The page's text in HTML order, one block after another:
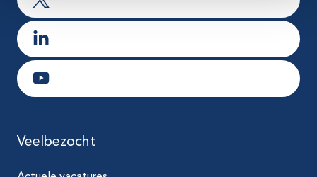
Ga naar X
Ga naar LinkedIn
Ga naar Youtube
Veelbezocht